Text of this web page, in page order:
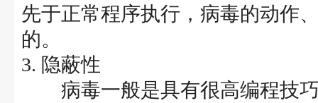
先于正常程序执行，病毒的动作
的。
3. 隐蔽性
病毒一般是具有很高编程技巧